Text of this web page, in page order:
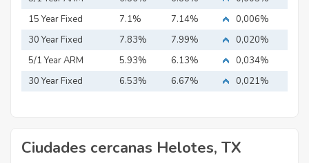
15 Year Fixed
Mortgage
7.1% 7.14%
0,006%
30 Year Fixed
Mortgage
7.83% 7.99%
0,020%
5/1 Year ARM
5.93% 6.13%
0,034%
30 Year Fixed
6.53% 6.67% 0,021%
Ciudades cercanas Helotes, TX